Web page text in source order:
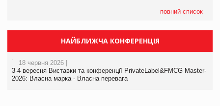
повний список
НАЙБЛИЖЧА КОНФЕРЕНЦІЯ
18 червня 2026 |
3-4 вересня Виставки та конференції PrivateLabel&FMCG Master-
2026: Власна марка - Власна перевага